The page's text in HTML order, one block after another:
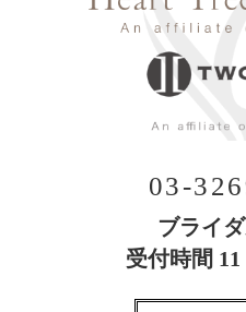
03-
ブライ
受付時間 11